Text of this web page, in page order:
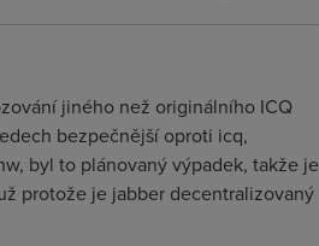
jiného než originálního ICQ
bezpečnější oproti icq,
byl to plánovaný výpadek, takže je
protože je jabber decentralizovaný